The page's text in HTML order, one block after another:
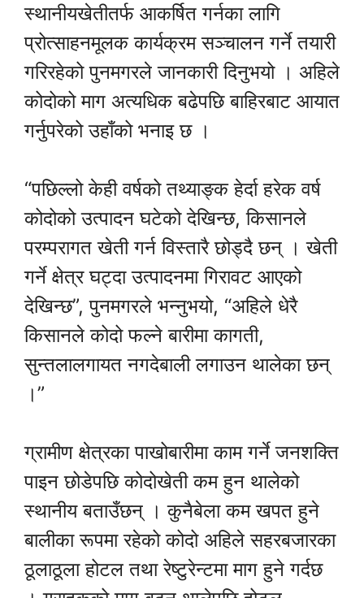
स्थानीयखेतीतर्फ आकर्षित गर्नका लागि
प्रोत्साहनमूलक कार्यक्रम सञ्चालन गर्ने तयारी
गरिरहेको पुनमगरले जानकारी दिनुभयो । अहिले
कोदोको माग अत्यधिक बढेपछि बाहिरबाट आयात
गर्नुपरेको उहाँको भनाइ छ ।
“पछिल्लो केही वर्षको तथ्याङ्क हेर्दा हरेक वर्ष
कोदोको उत्पादन घटेको देखिन्छ, किसानले
परम्परागत खेती गर्न विस्तारै छोड्दै छन् । खेती
गर्ने क्षेत्र घट्दा उत्पादनमा गिरावट आएको
देखिन्छ”, पुनमगरले भन्नुभयो, “अहिले धेरै
किसानले कोदो फल्ने बारीमा कागती,
सुन्तलालगायत नगदेबाली लगाउन थालेका छन्
।”
ग्रामीण क्षेत्रका पाखोबारीमा काम गर्ने जनशक्ति
पाइन छोडेपछि कोदोखेती कम हुन थालेको
स्थानीय बताउँछन् । कुनैबेला कम खपत हुने
बालीका रूपमा रहेको कोदो अहिले सहरबजारका
ठूलाठूला होटल तथा रेष्टुरेन्टमा माग हुने गर्दछ